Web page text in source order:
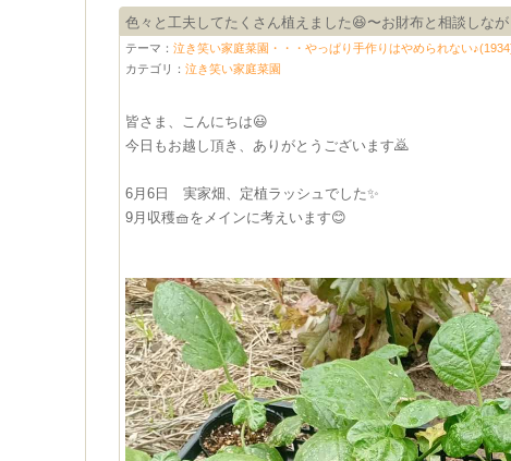
色々と工夫してたくさん植えました😆〜お財布と相談しな
テーマ：泣き笑い家庭菜園・・・やっぱり手作りはやめられない
カテゴリ：泣き笑い家庭菜園
皆さま、こんにちは😃
今日もお越し頂き、ありがとうございます🙇
6月6日 実家畑、定植ラッシュでした✨
9月収穫🧺をメインに考えいます😊